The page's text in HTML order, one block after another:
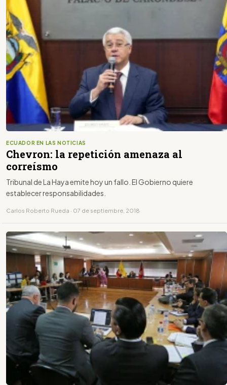
ECUADOR EN LAS NOTICIAS
Chevron: la repetición amenaza al
correísmo
Tribunal de La Haya emite hoy un fallo. El Gobierno quiere
establecer responsabilidades.
Carlos Roberto Rueda · 07 de septiembre, 2018